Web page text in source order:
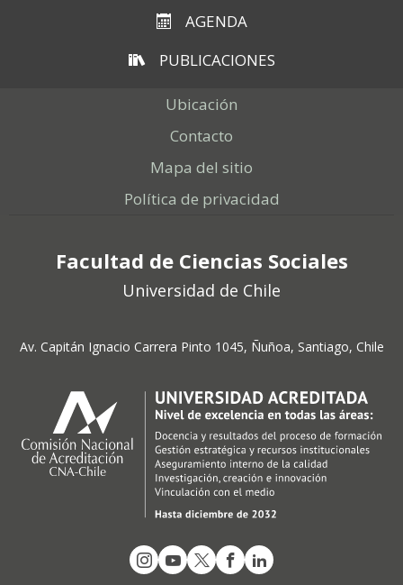
AGENDA
PUBLICACIONES
Ubicación
Contacto
Mapa del sitio
Política de privacidad
Facultad de Ciencias Sociales
Universidad de Chile
Av. Capitán Ignacio Carrera Pinto 1045, Ñuñoa, Santiago, Chile